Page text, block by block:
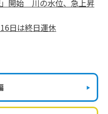
開始 川の水位、急上昇
日は終日運休